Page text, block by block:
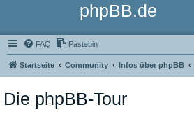
phpBB.de
FAQ Pastebin
Startseite Community Infos über phpBB
Die phpBB-Tour